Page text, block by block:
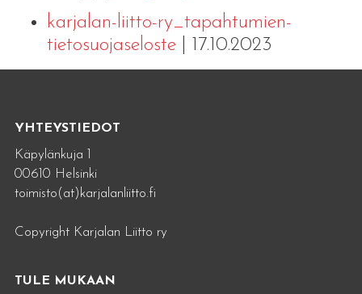
karjalan-liitto-ry_tapahtumien-
tietosuojaseloste| 17.10.2023
YHTEYSTIEDOT
Käpylänkuja 1
00610 Helsinki
toimisto(at)karjalanliitto.fi
Copyright Karjalan Liitto ry
TULE MUKAAN